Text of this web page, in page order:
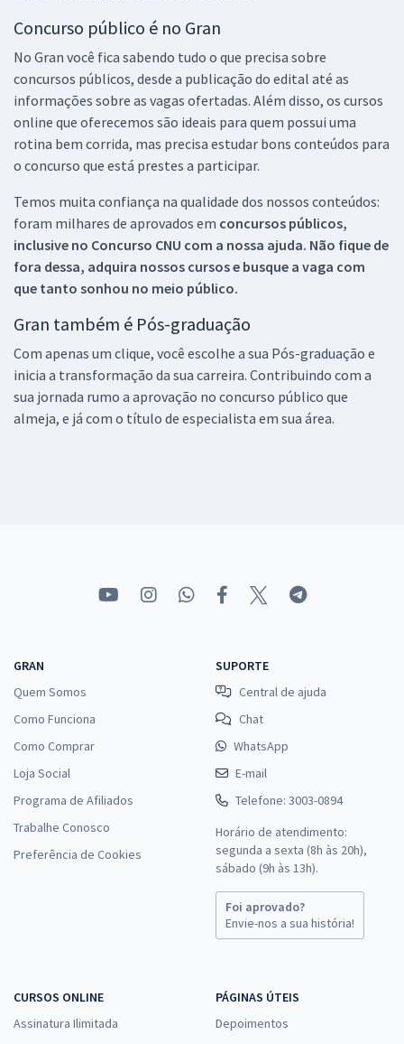
Concurso público é no Gran
No Gran você fica sabendo tudo o que precisa sobre
concursos públicos, desde a publicação do edital até as
informações sobre as vagas ofertadas. Além disso, os cursos
online que oferecemos são ideais para quem possui uma
rotina bem corrida, mas precisa estudar bons conteúdos para
o concurso que está prestes a participar.
Temos muita confiança na qualidade dos nossos conteúdos:
foram milhares de aprovados em concursos públicos,
inclusive no Concurso CNU com a nossa ajuda. Não fique de
fora dessa, adquira nossos cursos e busque a vaga com
que tanto sonhou no meio público.
Gran também é Pós-graduação
Com apenas um clique, você escolhe a sua Pós-graduação e
inicia a transformação da sua carreira. Contribuindo com a
sua jornada rumo a aprovação no concurso público que
almeja, e já com o título de especialista em sua área.
GRAN
Quem Somos
Como Funciona
Como Comprar
Loja Social
Programa de Afiliados
Trabalhe Conosco
Preferência de Cookies
SUPORTE
Central de ajuda
Chat
WhatsApp
E-mail
Telefone: 3003-0894
Horário de atendimento:
segunda a sexta (8h às 20h),
sábado (9h às 13h).
Foi aprovado?
Envie-nos a sua história!
CURSOS ONLINE
Assinatura Ilimitada
PÁGINAS ÚTEIS
Depoimentos